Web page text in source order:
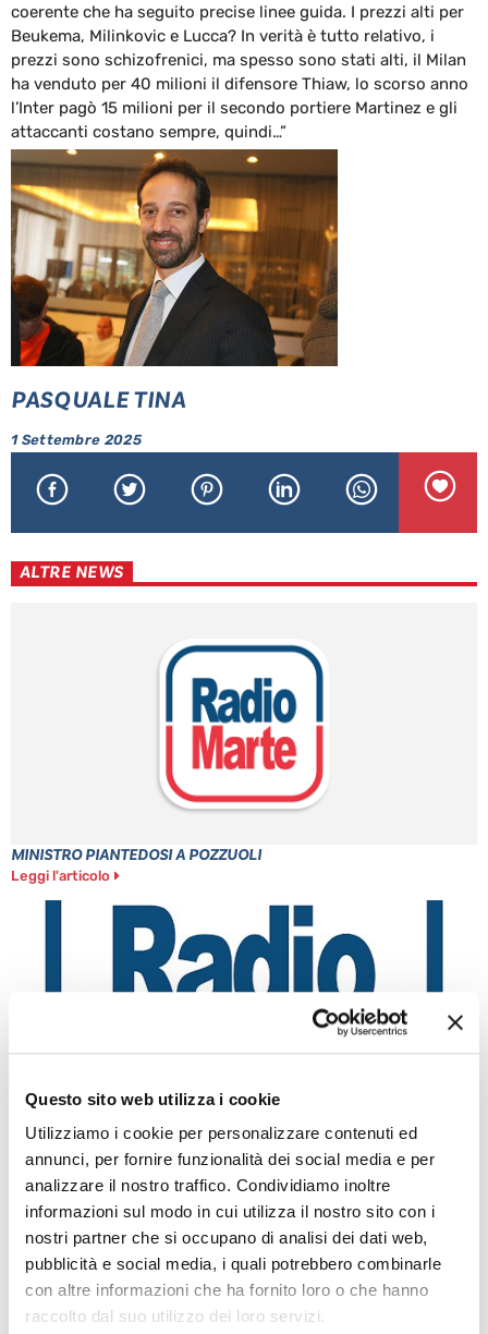
Questo sito web utilizza i cookie
Utilizziamo i cookie per personalizzare contenuti ed
annunci, per fornire funzionalità dei social media e per
analizzare il nostro traffico. Condividiamo inoltre
informazioni sul modo in cui utilizza il nostro sito con i
nostri partner che si occupano di analisi dei dati web,
pubblicità e social media, i quali potrebbero combinarle
con altre informazioni che ha fornito loro o che hanno
raccolto dal suo utilizzo dei loro servizi.
coerente che ha seguito precise linee guida. I prezzi alti per
Beukema, Milinkovic e Lucca? In verità è tutto relativo, i
prezzi sono schizofrenici, ma spesso sono stati alti, il Milan
ha venduto per 40 milioni il difensore Thiaw, lo scorso anno
l’Inter pagò 15 milioni per il secondo portiere Martinez e gli
attaccanti costano sempre, quindi…”
PASQUALE TINA
1 Settembre 2025
ALTRE NEWS
MINISTRO PIANTEDOSI A POZZUOLI
Leggi l'articolo
PONTICELLI: DODICENNE FERITO A COLTELLATE
Leggi l'articolo